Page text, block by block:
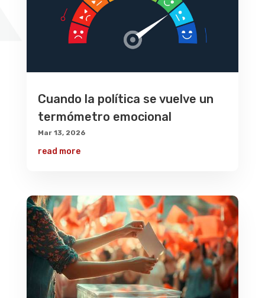
Cuando la política se vuelve un
termómetro emocional
Mar 13, 2026
read more